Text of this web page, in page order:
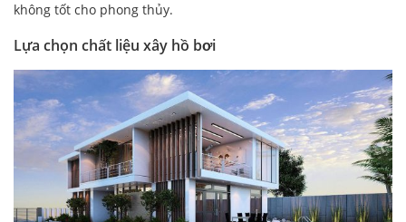
không tốt cho phong thủy.
Lựa chọn chất liệu xây hồ bơi